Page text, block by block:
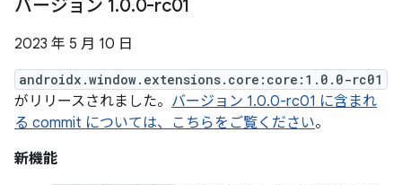
バージョン 1.0.0-rc01
2023 年 5 月 10 日
androidx.window.extensions.core:core:1.0.0-rc01
がリリースされました。 バージョン 1.0.0-rc01 に含まれ
る commit については、こちらをご覧ください。
新機能